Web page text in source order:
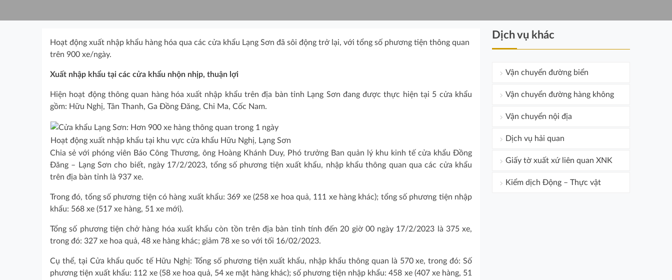
Hoạt động xuất nhập khẩu hàng hóa qua các cửa khẩu Lạng Sơn đã sôi động trở lại, với tổng số phương tiện thông quan
trên 900 xe/ngày.
Xuất nhập khẩu tại các cửa khẩu nhộn nhịp, thuận lợi
Hiện hoạt động thông quan hàng hóa xuất nhập khẩu trên địa bàn tỉnh Lạng Sơn đang được thực hiện tại 5 cửa khẩu
gồm: Hữu Nghị, Tân Thanh, Ga Đồng Đăng, Chi Ma, Cốc Nam.
Hoạt động xuất nhập khẩu tại khu vực cửa khẩu Hữu Nghị, Lạng Sơn
Chia sẻ với phóng viên Báo Công Thương, ông Hoàng Khánh Duy, Phó trưởng Ban quản lý khu kinh tế cửa khẩu Đồng
Đăng – Lạng Sơn cho biết, ngày 17/2/2023, tổng số phương tiện xuất khẩu, nhập khẩu thông quan qua các cửa khẩu
trên địa bàn tỉnh là 937 xe.
Trong đó, tổng số phương tiện có hàng xuất khẩu: 369 xe (258 xe hoa quả, 111 xe hàng khác); tổng số phương tiện nhập
khẩu: 568 xe (517 xe hàng, 51 xe mới).
Tổng số phương tiện chở hàng hóa xuất khẩu còn tồn trên địa bàn tỉnh tính đến 20 giờ 00 ngày 17/2/2023 là 375 xe,
trong đó: 327 xe hoa quả, 48 xe hàng khác; giảm 78 xe so với tối 16/02/2023.
Cụ thể, tại Cửa khẩu quốc tế Hữu Nghị: Tổng số phương tiện xuất khẩu, nhập khẩu thông quan là 570 xe, trong đó: Số
phương tiện xuất khẩu: 112 xe (58 xe hoa quả, 54 xe mặt hàng khác); số phương tiện nhập khẩu: 458 xe (407 xe hàng, 51
Dịch vụ khác
Vận chuyển đường biển
Vận chuyển đường hàng không
Vận chuyển nội địa
Dịch vụ hải quan
Giấy tờ xuất xứ liên quan XNK
Kiểm dịch Động – Thực vật